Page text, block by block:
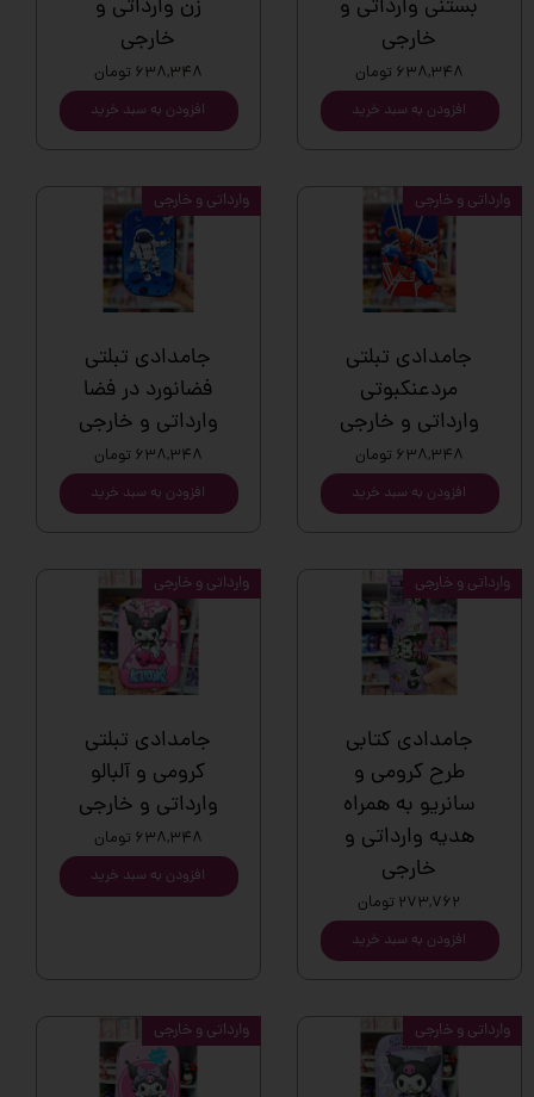
بستنی وارداتی و
خارجی
۶۳۸,۳۴۸ تومان
افزودن به سبد خرید
زن وارداتی و
خارجی
۶۳۸,۳۴۸ تومان
افزودن به سبد خرید
جامدادی تبلتی
مردعنکبوتی
وارداتی و خارجی
۶۳۸,۳۴۸ تومان
افزودن به سبد خرید
وارداتی و خارجی
جامدادی تبلتی
فضانورد در فضا
وارداتی و خارجی
۶۳۸,۳۴۸ تومان
افزودن به سبد خرید
وارداتی و خارجی
جامدادی کتابی
طرح کرومی و
سانریو به همراه
هدیه وارداتی و
خارجی
۲۷۳,۷۶۲ تومان
افزودن به سبد خرید
وارداتی و خارجی
جامدادی تبلتی
کرومی و آلبالو
وارداتی و خارجی
۶۳۸,۳۴۸ تومان
افزودن به سبد خرید
وارداتی و خارجی
وارداتی و خارجی وارداتی و خارجی